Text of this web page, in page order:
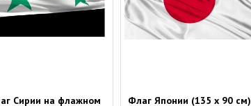
Сирии на флажном
Флаг Японии (135 х 90 см)